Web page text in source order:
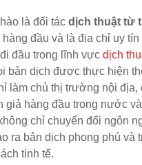
là đối tác dịch thuật từ
hàng đầu và là địa chỉ uy
đầu trong lĩnh vực dịch
bản dịch được thực hiện
làm chủ thị trường nội địa,
giả hàng đầu trong nước
chỉ chuyển đổi ngôn
ra bản dịch phong phú và
tinh tế.